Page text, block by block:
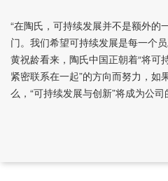
“在陶氏，可持续发展并不是额外的
门。我们希望可持续发展是每一个
黄祝龄看来，陶氏中国正朝着“将可
紧密联系在一起”的方向而努力，如
么，“可持续发展与创新”将成为公司